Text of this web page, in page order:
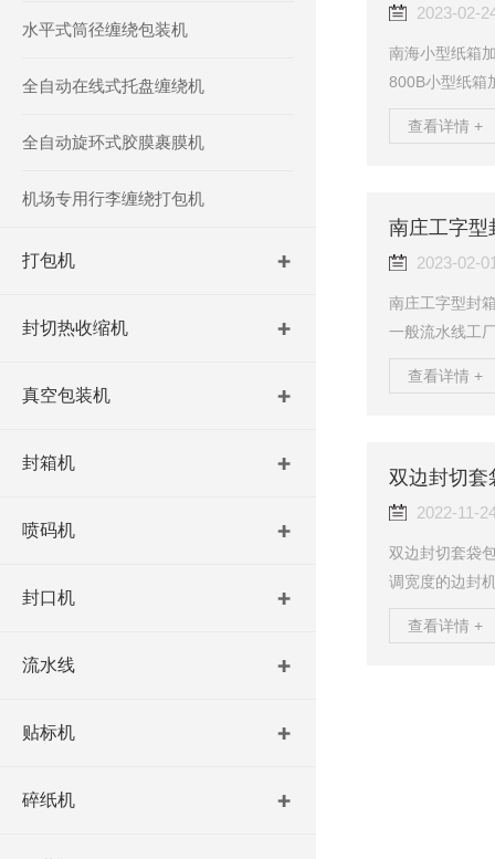
水平式筒径缠绕包装机
全自动在线式托盘缠绕机
全自动旋环式胶膜裹膜机
机场专用行李缠绕打包机
打包机
封切热收缩机
真空包装机
封箱机
喷码机
封口机
流水线
贴标机
碎纸机
2023-02-
南海小型纸箱
800B小型纸箱
膜机昆山如皋
且可通过人工
食品饮料、制
查看详情 +
南庄工字型
2023-02-
南庄工字型封
一般流水线工
天都要打包出
就在于半自动
速度相对于全
查看详情 +
双边封切套
2022-11-
双边封切套袋
调宽度的边封
更换；3、机
查看详情 +